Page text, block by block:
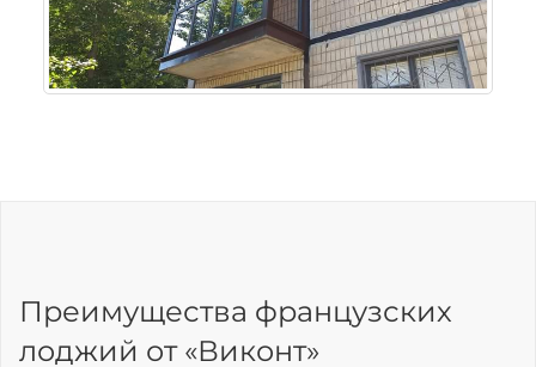
Преимущества французских
лоджий от «Виконт»